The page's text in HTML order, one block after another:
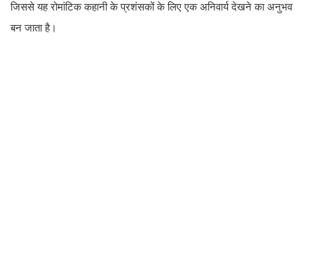
जिससे यह रोमांटिक कहानी के प्रशंसकों के लिए एक अनिवार्य देखने का अनुभव
बन जाता है।